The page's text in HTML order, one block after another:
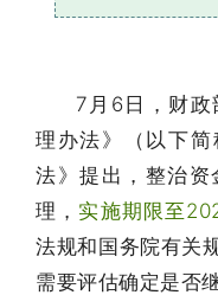
7月6日，财政
理办法》（以下简
法》提出，整治资
理， 实施期限至
法规和国务院有关
需要评估确定是否